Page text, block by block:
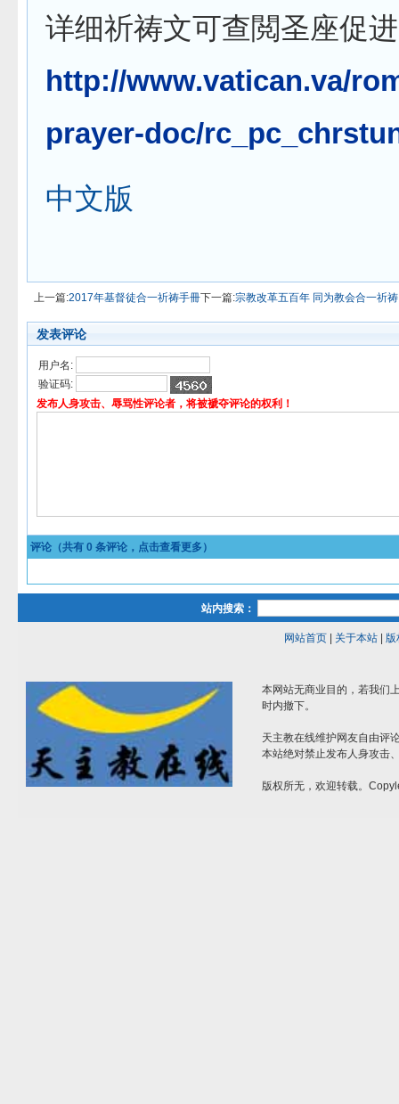
详细祈祷文可查閲圣座促
http://www.vatican.va/
prayer-doc/
中文版
上一篇:2017年基督徒合一祈祷手冊下一篇:宗教改革五百年 同为教会合一祈祷
发表评论
用户名:
验证码:
发布人身攻击、辱骂性评论者，将被褫夺评论的权利！
评论（共有 0 条评论，点击查看更多）
站内搜索：
网站首页| 关于本站| 版
本网站无商业目的，若我们
时内撤下。
天主教在线维护网友自由评
本站绝对禁止发布人身攻击
版权所无，欢迎转载。